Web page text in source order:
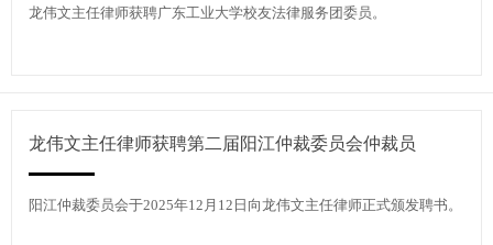
龙伟文主任律师获聘广东工业大学校友法律服务团委员。
龙伟文主任律师获聘第二届阳江仲裁委员会仲裁员
阳江仲裁委员会于2025年12月12日向龙伟文主任律师正式颁发聘书。